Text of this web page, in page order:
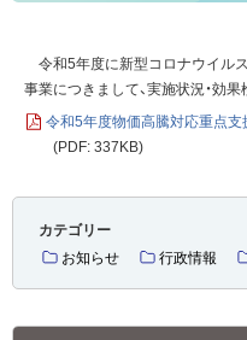
令和5年度に新型コロナウイル
事業につきまして、実施状況・効
令和5年度物価高騰対応重点
(PDF: 337KB)
カテゴリー
お知らせ
行政情報